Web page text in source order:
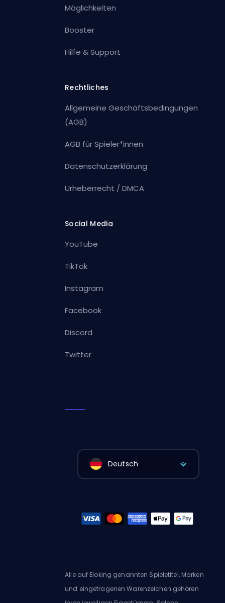
Möglichkeiten
Booster
Hilfe & Support
Rechtliches
Allgemeine Geschäftsbedingungen
(AGB)
AGB für Spieler*innen
Datenschutzerklärung
Urheberrecht / DMCA
Social Media
YouTube
TikTok
Instagram
Facebook
Discord
Twitter
Deutsch
Alle auf Eloking genannten Spieletitel, Marken
und eingetragenen Warenzeichen gehören